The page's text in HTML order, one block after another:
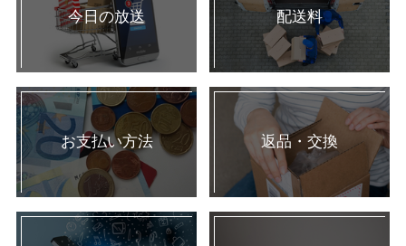
今日の放送 配送料
お支払い方法 返品・交換